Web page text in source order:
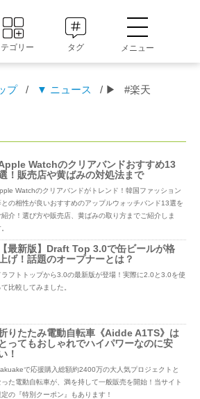
ゴリー タグ メニュー
プ / ▼ ニュース / ▶ #楽天
Watchのクリアバンドおすすめ13
！販売店や黄ばみの対処法まで
Watchのクリアバンドがトレンド！韓国ファッション
との相性が良いおすすめのアップルウォッチバンド13選を
紹介！選び方や販売店、黄ばみの取り方までご紹介しま
【最新版】Draft Top 3.0で缶ビールが格
上げ！話題のオープナーとは？
ラフトトップから3.0の最新版が登場！実際に2.0と3.0を使
て比較してみました。
りたたみ電動自転車《Aidde A1TS》は
とってもおしゃれでハイパワーなのに安
！
で応援購入総額約2400万の大人気プロジェクトと
った電動自転車が、満を持して一般販売を開始！当サイト
定の『特別クーポン』もあります！